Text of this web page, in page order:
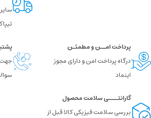
پرداخت امــن و مطمئـن
درگاه پرداخت امن و دارای مجوز
اینماد
گارانتــــی سلامت محصول
بررسی سلامت فیزیکی کالا قبل از